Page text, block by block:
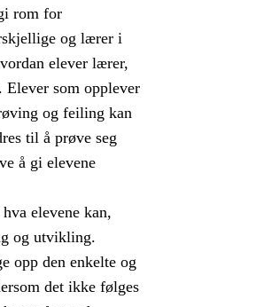
rom for
og lærer i
elever lærer,
som opplever
og feiling kan
til å prøve seg
å gi elevene
elevene kan,
og utvikling.
opp den enkelte og
det ikke følges